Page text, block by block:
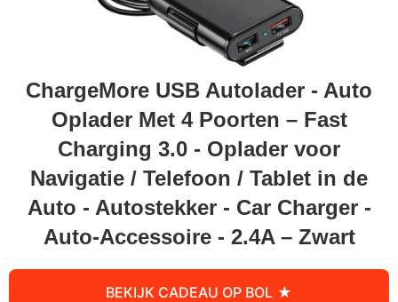
ChargeMore USB Autolader - Auto
Oplader Met 4 Poorten – Fast
Charging 3.0 - Oplader voor
Navigatie / Telefoon / Tablet in de
Auto - Autostekker - Car Charger -
Auto-Accessoire - 2.4A – Zwart
BEKIJK CADEAU OP BOL